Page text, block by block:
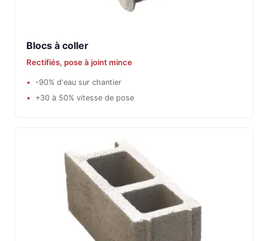
Blocs à coller
Rectifiés, pose à joint mince
-90% d'eau sur chantier
+30 à 50% vitesse de pose